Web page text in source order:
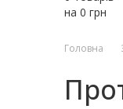
на 0 грн
Головна